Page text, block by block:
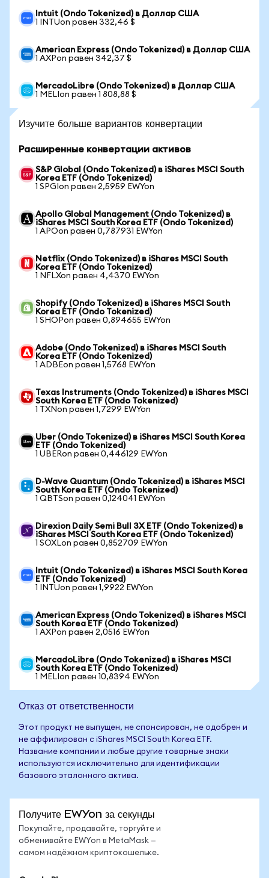
Intuit (Ondo Tokenized) в Доллар США
1 INTUon равен 332,46 $
American Express (Ondo Tokenized) в Доллар США
1 AXPon равен 342,37 $
MercadoLibre (Ondo Tokenized) в Доллар США
1 MELIon равен 1 808,88 $
Изучите больше вариантов конвертации
Расширенные конвертации активов
S&P Global (Ondo Tokenized) в iShares MSCI South
Korea ETF (Ondo Tokenized)
1 SPGIon равен 2,5959 EWYon
Apollo Global Management (Ondo Tokenized) в
iShares MSCI South Korea ETF (Ondo Tokenized)
1 APOon равен 0,787931 EWYon
Netflix (Ondo Tokenized) в iShares MSCI South
Korea ETF (Ondo Tokenized)
1 NFLXon равен 4,4370 EWYon
Shopify (Ondo Tokenized) в iShares MSCI South
Korea ETF (Ondo Tokenized)
1 SHOPon равен 0,894655 EWYon
Adobe (Ondo Tokenized) в iShares MSCI South
Korea ETF (Ondo Tokenized)
1 ADBEon равен 1,5768 EWYon
Texas Instruments (Ondo Tokenized) в iShares MSCI
South Korea ETF (Ondo Tokenized)
1 TXNon равен 1,7299 EWYon
Uber (Ondo Tokenized) в iShares MSCI South Korea
ETF (Ondo Tokenized)
1 UBERon равен 0,446129 EWYon
D-Wave Quantum (Ondo Tokenized) в iShares MSCI
South Korea ETF (Ondo Tokenized)
1 QBTSon равен 0,124041 EWYon
Direxion Daily Semi Bull 3X ETF (Ondo Tokenized) в
iShares MSCI South Korea ETF (Ondo Tokenized)
1 SOXLon равен 0,852709 EWYon
Intuit (Ondo Tokenized) в iShares MSCI South Korea
ETF (Ondo Tokenized)
1 INTUon равен 1,9922 EWYon
American Express (Ondo Tokenized) в iShares MSCI
South Korea ETF (Ondo Tokenized)
1 AXPon равен 2,0516 EWYon
MercadoLibre (Ondo Tokenized) в iShares MSCI
South Korea ETF (Ondo Tokenized)
1 MELIon равен 10,8394 EWYon
Отказ от ответственности
Этот продукт не выпущен, не спонсирован, не одобрен и
не аффилирован с iShares MSCI South Korea ETF.
Название компании и любые другие товарные знаки
используются исключительно для идентификации
базового эталонного актива.
Получите EWYon за секунды
Покупайте, продавайте, торгуйте и
обменивайте EWYon в MetaMask —
самом надёжном криптокошельке.